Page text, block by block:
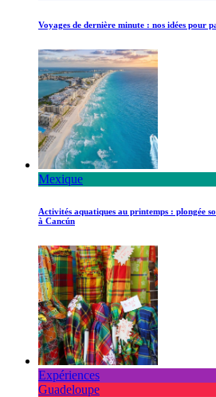
Voyages de dernière minute : nos idées pour
Mexique
Activités aquatiques au printemps : plongée
à Cancún
Expériences
Guadeloupe